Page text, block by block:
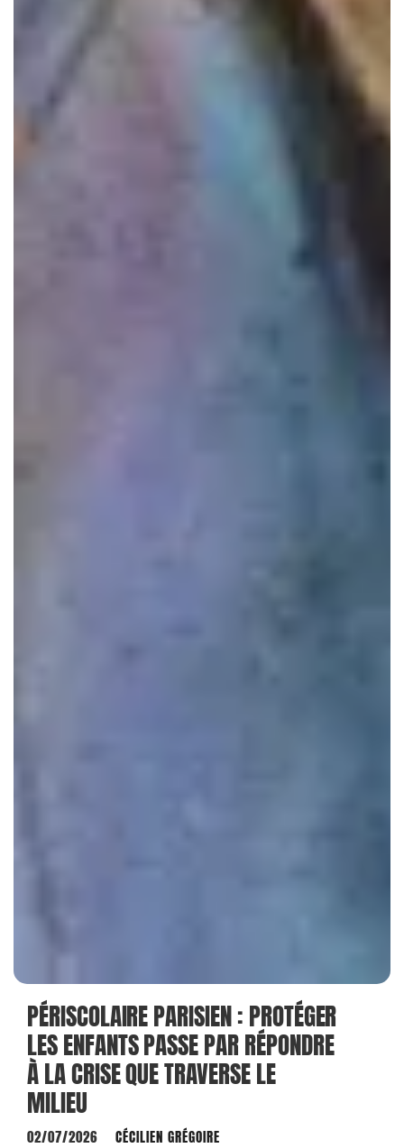
PÉRISCOLAIRE PARISIEN : PROTÉGER
LES ENFANTS PASSE PAR RÉPONDRE
À LA CRISE QUE TRAVERSE LE
MILIEU
02/07/2026 CÉCILIEN GRÉGOIRE